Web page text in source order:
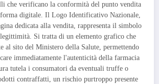
che verificano la conformità del punto vendita
digitale. Il Logo Identificativo Nazionale,
dedicata alla vendita, rappresenta il simbolo
Si tratta di un elemento grafico che
al sito del Ministero della Salute, permettendo
immediatamente l'autenticità della farmacia
tutela i consumatori da eventuali truffe o
contraffatti, un rischio purtroppo presente